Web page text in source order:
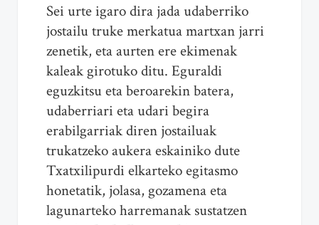
Sei urte igaro dira jada udaberriko
jostailu truke merkatua martxan jarri
zenetik, eta aurten ere ekimenak
kaleak girotuko ditu. Eguraldi
eguzkitsu eta beroarekin batera,
udaberriari eta udari begira
erabilgarriak diren jostailuak
trukatzeko aukera eskainiko dute
Txatxilipurdi elkarteko egitasmo
honetatik, jolasa, gozamena eta
lagunarteko harremanak sustatzen